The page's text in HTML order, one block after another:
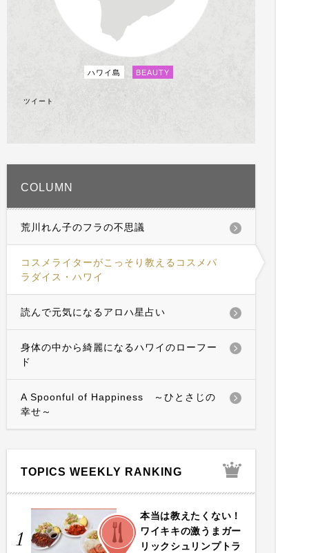
ハワイ島 BEAUTY
ツイート
COLUMN
荒川れん子のフラの不思議
コスメライターがこっそり教えるコスメパ
ラダイス・ハワイ
読んで元気になるアロハ星占い
身体の中から綺麗になるハワイのローフー
ド
A Spoonful of Happiness ～ひとさじの
幸せ～
TOPICS WEEKLY RANKING
1
FOOD
本当は教えたくない！
ワイキキの激うまガー
リックシュリンプトラ